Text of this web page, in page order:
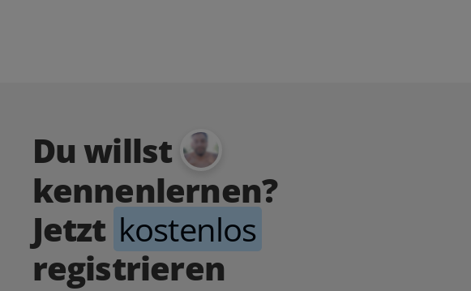
Du willst
kennenlernen?
Jetzt kostenlos
registrieren